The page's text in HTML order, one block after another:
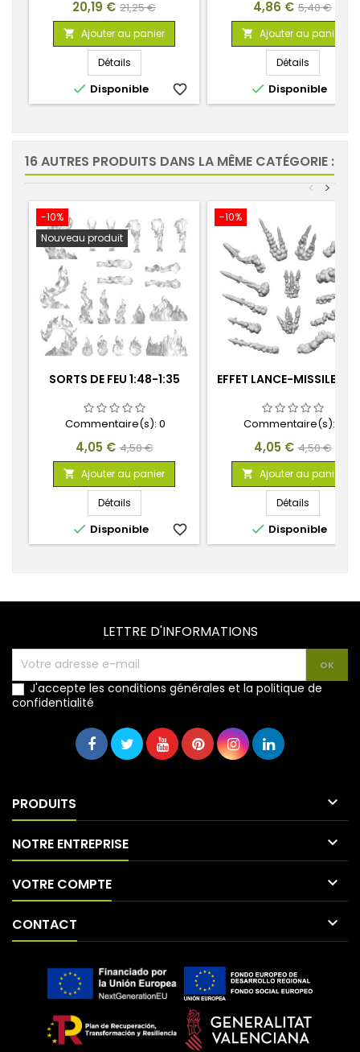
Prix
20,19 € Prix
de
base
21,25 €
 Ajouter au panier
Détails
 Disponible favorite_border
Prix
4,86 € Prix
de
base
5,40 €
 Ajouter au panier
Détails
 Disponible
16 AUTRES PRODUITS DANS LA MÊME CATÉGORIE :
>
<
-10%
Nouveau produit
SORTS DE FEU 1:48-1:35
Commentaire(s): 0
Prix
4,05 € Prix
de
base
4,50 €
 Ajouter au panier
Détails
 Disponible favorite_border
-10%
EFFET LANCE-MISSILES
Commentaire(s):
Prix
4,05 € Prix
de
base
4,50 €
 Ajouter au panier
Détails
 Disponible
LETTRE D'INFORMATIONS
J'accepte les conditions générales et la politique de
confidentialité
PRODUITS 
NOTRE ENTREPRISE 
VOTRE COMPTE 
CONTACT 